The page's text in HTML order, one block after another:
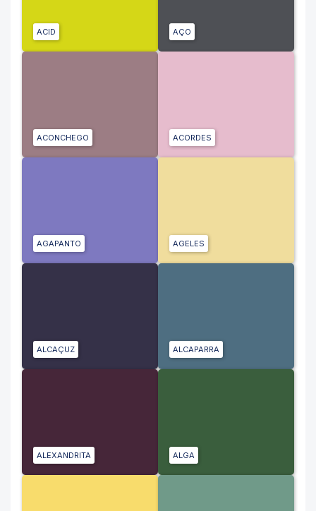
ACID AÇO
ACONCHEGO ACORDES
AGAPANTO AGELES
ALCAÇUZ ALCAPARRA
ALEXANDRITA ALGA